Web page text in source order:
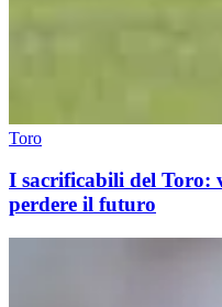
Toro
I sacrificabili del Toro:
perdere il futuro